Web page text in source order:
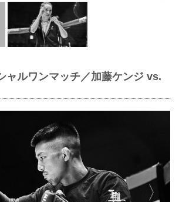
ャルワンマッチ／加藤ケンジ vs.